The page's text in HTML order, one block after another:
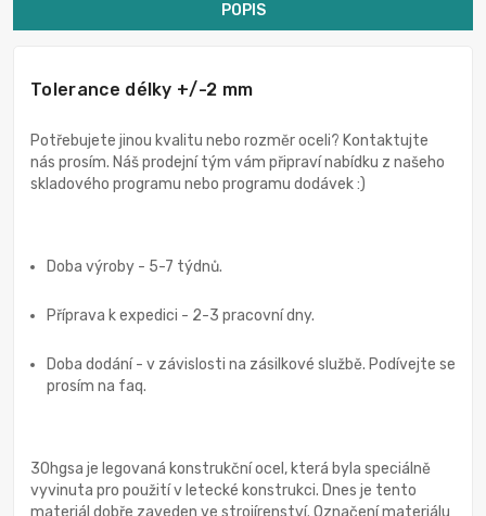
POPIS
Tolerance délky +/-2 mm
Potřebujete jinou kvalitu nebo rozměr oceli? Kontaktujte
nás prosím. Náš prodejní tým vám připraví nabídku z našeho
skladového programu nebo programu dodávek :)
Doba výroby - 5-7 týdnů.
Příprava k expedici - 2-3 pracovní dny.
Doba dodání - v závislosti na zásilkové službě. Podívejte se
prosím na faq.
30hgsa je legovaná konstrukční ocel, která byla speciálně
vyvinuta pro použití v letecké konstrukci. Dnes je tento